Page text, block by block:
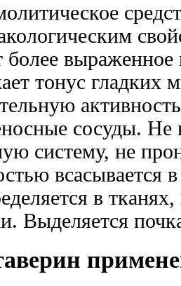
более выраженное
тонус гладких
сосуды. Не
систему, не
всасывается
в
Выделяется